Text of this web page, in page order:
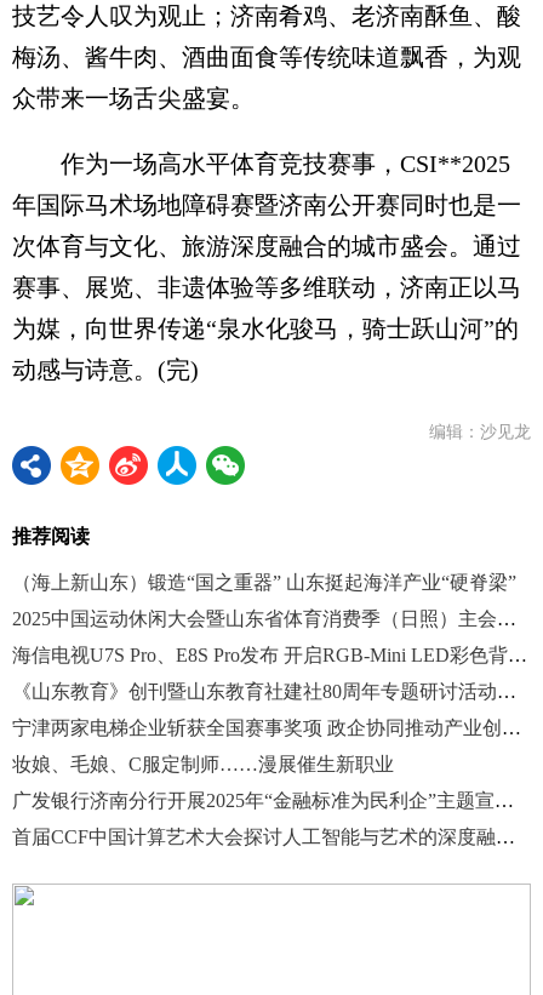
技艺令人叹为观止；济南肴鸡、老济南酥鱼、酸
梅汤、酱牛肉、酒曲面食等传统味道飘香，为观
众带来一场舌尖盛宴。
作为一场高水平体育竞技赛事，CSI**2025
年国际马术场地障碍赛暨济南公开赛同时也是一
次体育与文化、旅游深度融合的城市盛会。通过
赛事、展览、非遗体验等多维联动，济南正以马
为媒，向世界传递“泉水化骏马，骑士跃山河”的
动感与诗意。(完)
编辑：沙见龙
推荐阅读
（海上新山东）锻造“国之重器” 山东挺起海洋产业“硬脊梁”
2025中国运动休闲大会暨山东省体育消费季（日照）主会场活动启动
海信电视U7S Pro、E8S Pro发布 开启RGB-Mini LED彩色背光新时代
《山东教育》创刊暨山东教育社建社80周年专题研讨活动在临沂举办
宁津两家电梯企业斩获全国赛事奖项 政企协同推动产业创新发展
妆娘、毛娘、C服定制师……漫展催生新职业
广发银行济南分行开展2025年“金融标准为民利企”主题宣传活动
首届CCF中国计算艺术大会探讨人工智能与艺术的深度融合与创新